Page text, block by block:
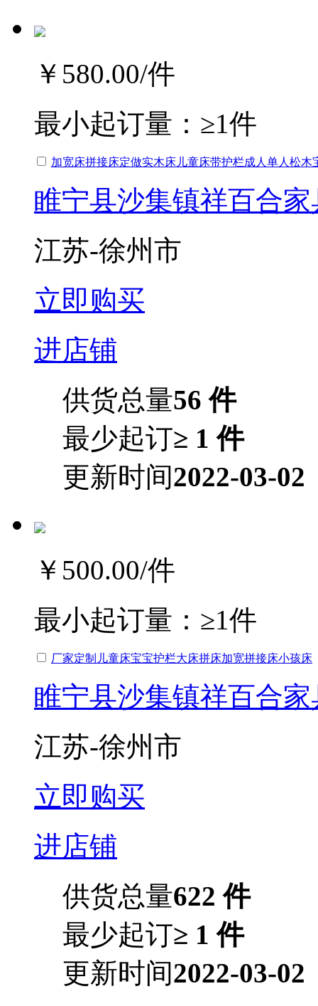
￥580.00/件
最小起订量： ≥1件
加宽床拼接床定做实木床儿童床带护栏成人单人松木
睢宁县沙集镇祥百合家
江苏-徐州市
立即购买
进店铺
供货总量56 件
最少起订≥ 1 件
更新时间2022-03-02
￥500.00/件
最小起订量： ≥1件
厂家定制儿童床宝宝护栏大床拼床加宽拼接床小孩床
睢宁县沙集镇祥百合家
江苏-徐州市
立即购买
进店铺
供货总量622 件
最少起订≥ 1 件
更新时间2022-03-02